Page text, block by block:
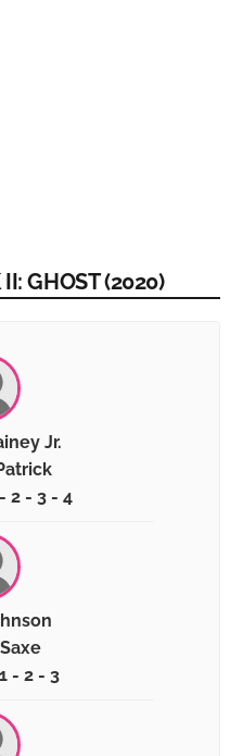
GHOST (2020)
Jr.
2 - 3 - 4
- 2 - 3